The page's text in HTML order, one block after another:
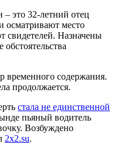
это 32-летний отец
осматривают место
свидетелей. Назначены
содержания.
продолжается.
стала не единственной
пьяный водитель
Возбуждено
2x2.su.